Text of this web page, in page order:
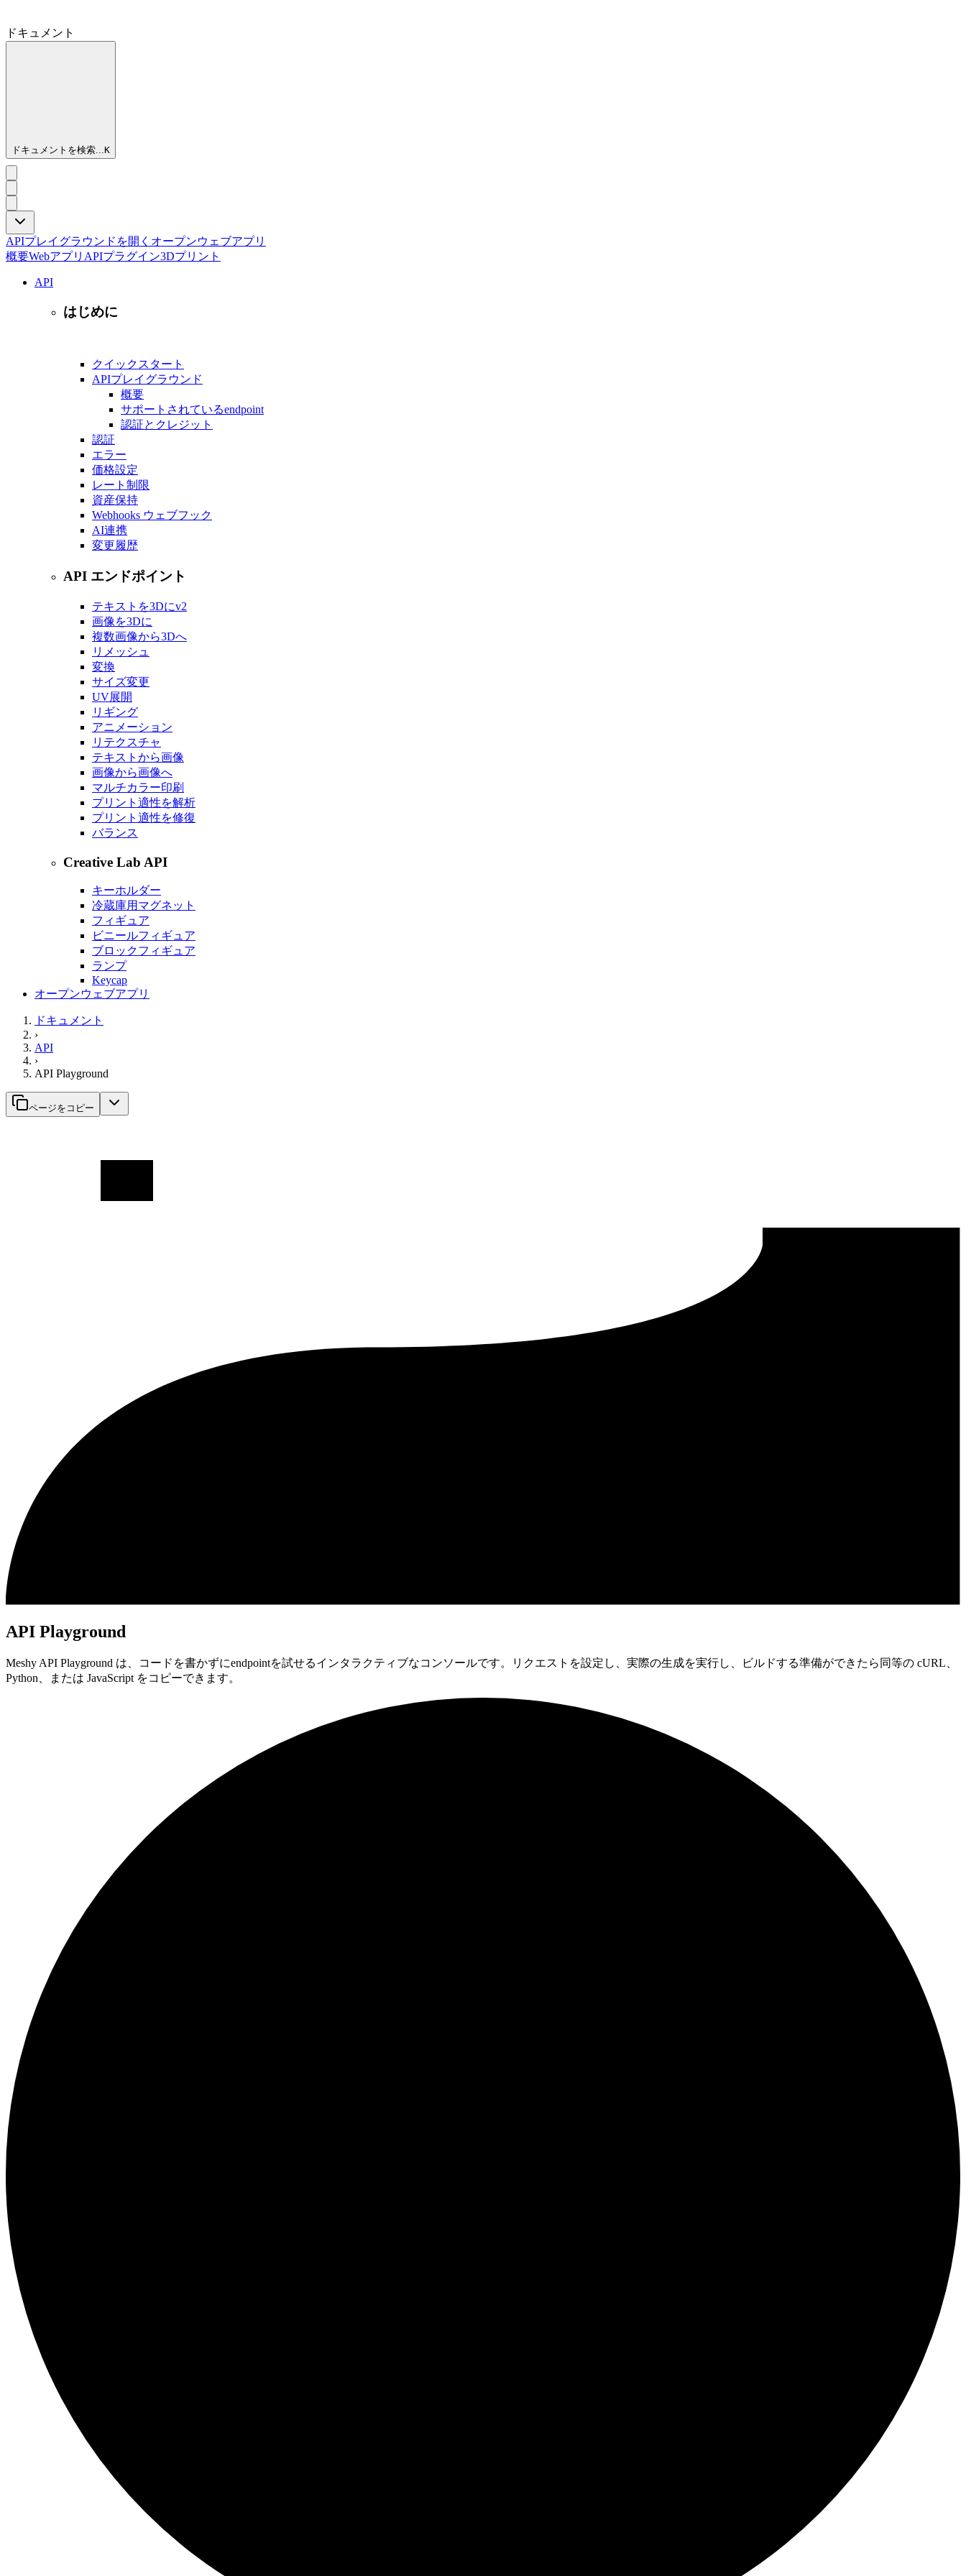
ドキュメント
ドキュメントを検索...K
APIプレイグラウンドを開く オープンウェブアプリ
概要Webアプリ APIプラグイン3Dプリント
API
はじめに
クイックスタート
APIプレイグラウンド
概要
サポートされているendpoint
認証とクレジット
認証
エラー
価格設定
レート制限
資産保持
Webhooks ウェブフック
AI連携
変更履歴
API エンドポイント
テキストを3Dにv2
画像を3Dに
複数画像から3Dへ
リメッシュ
変換
サイズ変更
UV展開
リギング
アニメーション
リテクスチャ
テキストから画像
画像から画像へ
マルチカラー印刷
プリント適性を解析
プリント適性を修復
バランス
Creative Lab API
キーホルダー
冷蔵庫用マグネット
フィギュア
ビニールフィギュア
ブロックフィギュア
ランプ
Keycap
オープンウェブアプリ
ドキュメント
›
API
›
API Playground
ページをコピー
API Playground
Meshy API Playground は、コードを書かずにendpointを試せるインタラクティブなコンソールです。リクエストを設定し、実際の生成を実行し、ビルドする準備ができたら同等の cURL、
Python、または JavaScript をコピーできます。